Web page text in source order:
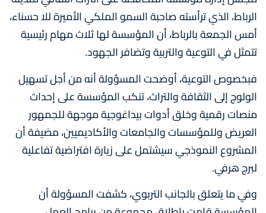
الرباط، الذي ترأسته صاحبة السمو الملكي الأميرة للا حسناء،
أمس الجمعة بالرباط، أن المؤسسة لها ثلاث مهام رئيسية
تتمثل في التوعية والتربية وتضافر الجهود.
فبخصوص التوعية، أوضحت المسؤولة أنه من أجل تسهيل
الولوج إلى الثقافة والتراث، تنكب المؤسسة على إحداث
منصات رقمية وخلق أدوات بيداغوجية موجهة للجمهور
العريض وللمؤسسات والجامعات والأكاديميين، مضيفة أن
المشروع النموذجي سيشتمل على زيارة افتراضية تفاعلية
لبرج هرفي.
وفي ما يتعلق بالجانب التربوي، كشفت المسؤولة أن